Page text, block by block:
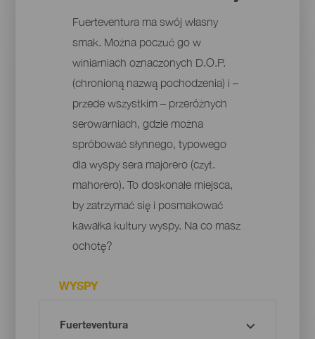
Fuerteventura ma swój własny
smak. Można poczuć go w
winiarniach oznaczonych D.O.P.
(chronioną nazwą pochodzenia) i –
przede wszystkim – przeróżnych
serowarniach, gdzie można
spróbować słynnego, typowego
dla wyspy sera majorero (czyt.
mahorero). To doskonałe miejsca,
by zatrzymać się i posmakować
kawałka kultury wyspy. Na co masz
ochotę?
WYSPY